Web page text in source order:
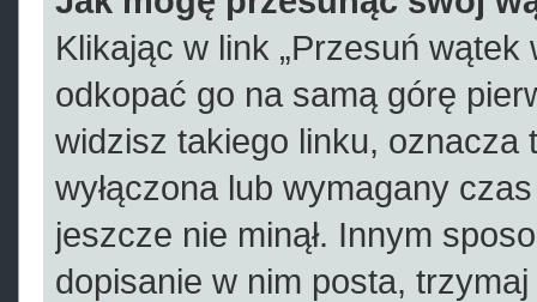
Klikając w link „Przesuń
odkopać go na samą górę
widzisz takiego linku, oznacza
wyłączona lub wymagany
jeszcze nie minął. Innym
dopisanie w nim posta,